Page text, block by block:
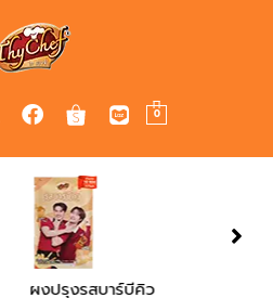
0
ผงปรุงรสไก่